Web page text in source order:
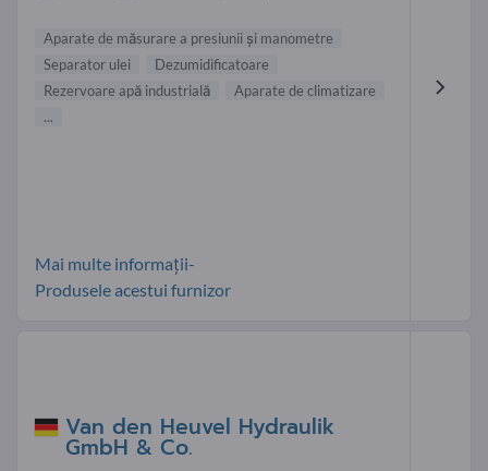
Aparate de măsurare a presiunii și manometre
Separator ulei
Dezumidificatoare
Rezervoare apă industrială
Aparate de climatizare
...
Mai multe informații-
Produsele acestui furnizor
Van den Heuvel Hydraulik
GmbH & Co.